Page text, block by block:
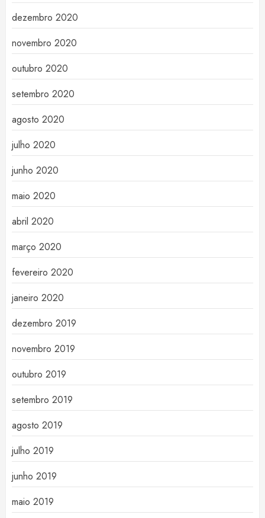
dezembro 2020
novembro 2020
outubro 2020
setembro 2020
agosto 2020
julho 2020
junho 2020
maio 2020
abril 2020
março 2020
fevereiro 2020
janeiro 2020
dezembro 2019
novembro 2019
outubro 2019
setembro 2019
agosto 2019
julho 2019
junho 2019
maio 2019